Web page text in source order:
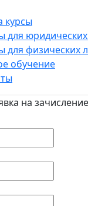
курсы
для
для физических
обучение
на зачисление